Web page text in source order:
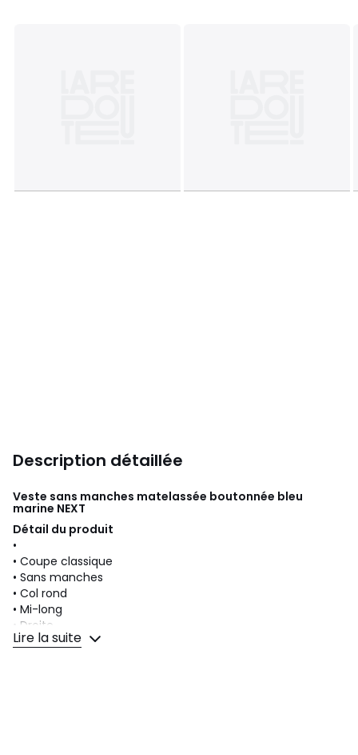
Description détaillée
Veste sans manches matelassée boutonnée bleu
marine NEXT
Détail du produit
•
• Coupe classique
• Sans manches
• Col rond
• Mi-long
• Droite
• Zippée
Lire la suite